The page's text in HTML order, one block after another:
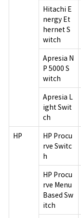
Hitachi E
nergy Et
hernet S
witch
Apresia N
P 5000 S
witch
Apresia L
ight Swit
ch
HP
HP Procu
rve Switc
h
HP Procu
rve Menu
Based Sw
itch